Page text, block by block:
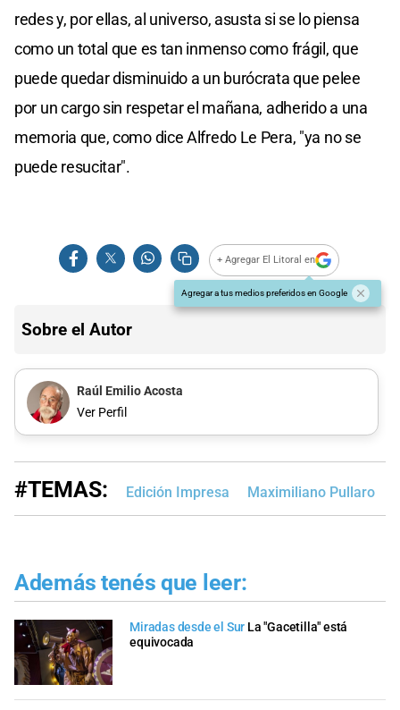
redes y, por ellas, al universo, asusta si se lo piensa
como un total que es tan inmenso como frágil, que
puede quedar disminuido a un burócrata que pelee
por un cargo sin respetar el mañana, adherido a una
memoria que, como dice Alfredo Le Pera, "ya no se
puede resucitar".
+ Agregar El Litoral en
Agregar a tus medios preferidos en Google
Sobre el Autor
Raúl Emilio Acosta
Ver Perfil
#TEMAS: Edición Impresa Maximiliano Pullaro
Además tenés que leer:
Miradas desde el Sur La "Gacetilla" está
equivocada